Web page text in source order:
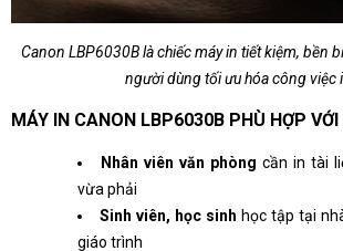
Canon LBP6030B là chiếc máy in tiết kiệm, bền
người dùng tối ưu hóa công việc
MÁY IN CANON LBP6030B PHÙ HỢP VỚI
Nhân viên văn phòng cần in tài
vừa phải
Sinh viên, học sinh học tập tại
giáo trình